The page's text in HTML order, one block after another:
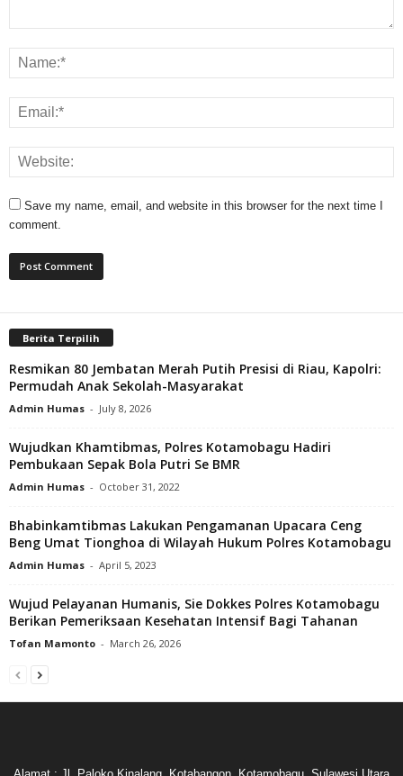
Save my name, email, and website in this browser for the next time I
comment.
Berita Terpilih
Resmikan 80 Jembatan Merah Putih Presisi di Riau, Kapolri:
Permudah Anak Sekolah-Masyarakat
Admin Humas - July 8, 2026
Wujudkan Khamtibmas, Polres Kotamobagu Hadiri
Pembukaan Sepak Bola Putri Se BMR
Admin Humas - October 31, 2022
Bhabinkamtibmas Lakukan Pengamanan Upacara Ceng
Beng Umat Tionghoa di Wilayah Hukum Polres Kotamobagu
Admin Humas - April 5, 2023
Wujud Pelayanan Humanis, Sie Dokkes Polres Kotamobagu
Berikan Pemeriksaan Kesehatan Intensif Bagi Tahanan
Tofan Mamonto - March 26, 2026